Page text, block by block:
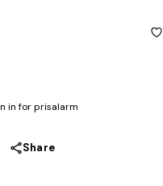
in for prisalarm
Share